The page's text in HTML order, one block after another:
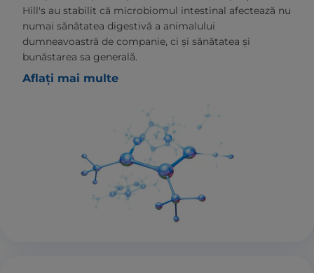
Hill's au stabilit că microbiomul intestinal afectează nu
numai sănătatea digestivă a animalului
dumneavoastră de companie, ci și sănătatea și
bunăstarea sa generală.
Aflați mai multe